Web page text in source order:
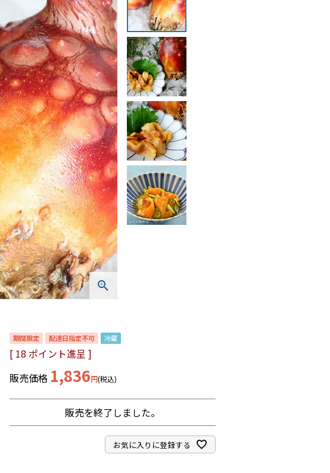
期間限定 配達日指定不可 冷蔵
[ 18 ポイント進呈 ]
販売価格 1,836 税込
販売を終了しました。
お気に入りに登録する